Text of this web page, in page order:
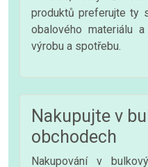
produktů preferujte ty
obalového materiálu
výrobu a spotřebu.
Nakupujte v
obchodech
Nakupování v